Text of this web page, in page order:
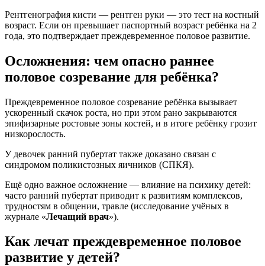
Рентгенография кисти — рентген руки — это тест на костный
возраст. Если он превышает паспортный возраст ребёнка на 2
года, это подтверждает преждевременное половое развитие.
Осложнения: чем опасно раннее
половое созревание для ребёнка?
Преждевременное половое созревание ребёнка вызывает
ускоренный скачок роста, но при этом рано закрываются
эпифизарные ростовые зоны костей, и в итоге ребёнку грозит
низкорослость.
У девочек ранний пубертат также доказано связан с
синдромом поликистозных яичников (СПКЯ).
Ещё одно важное осложнение — влияние на психику детей:
часто ранний пубертат приводит к развитиям комплексов,
трудностям в общении, травле (исследование учёных в
журнале «Лечащий врач»).
Как лечат преждевременное половое
развитие у детей?